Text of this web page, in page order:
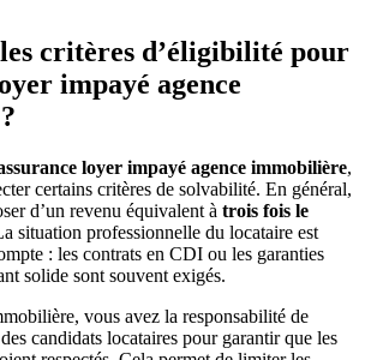
critères d’éligibilité pour
impayé agence
loyer impayé agence immobilière,
certains critères de solvabilité. En général,
d’un revenu équivalent à trois fois le
situation professionnelle du locataire est
: les contrats en CDI ou les garanties
solide sont souvent exigés.
vous avez la responsabilité de
candidats locataires pour garantir que les